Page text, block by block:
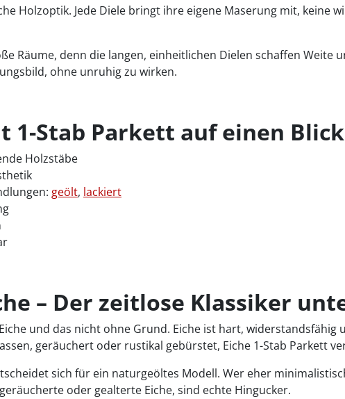
Holzoptik. Jede Diele bringt ihre eigene Maserung mit, keine
Räume, denn die langen, einheitlichen Dielen schaffen
ohne unruhig zu wirken.
1-Stab Parkett auf einen Blick
Holzstäbe
geölt, lackiert
– Der zeitlose Klassiker
und das nicht ohne Grund. Eiche ist hart,
geräuchert oder rustikal gebürstet, Eiche 1-Stab Parkett
sich für ein naturgeöltes Modell. Wer eher
oder gealterte Eiche, sind echte Hingucker.